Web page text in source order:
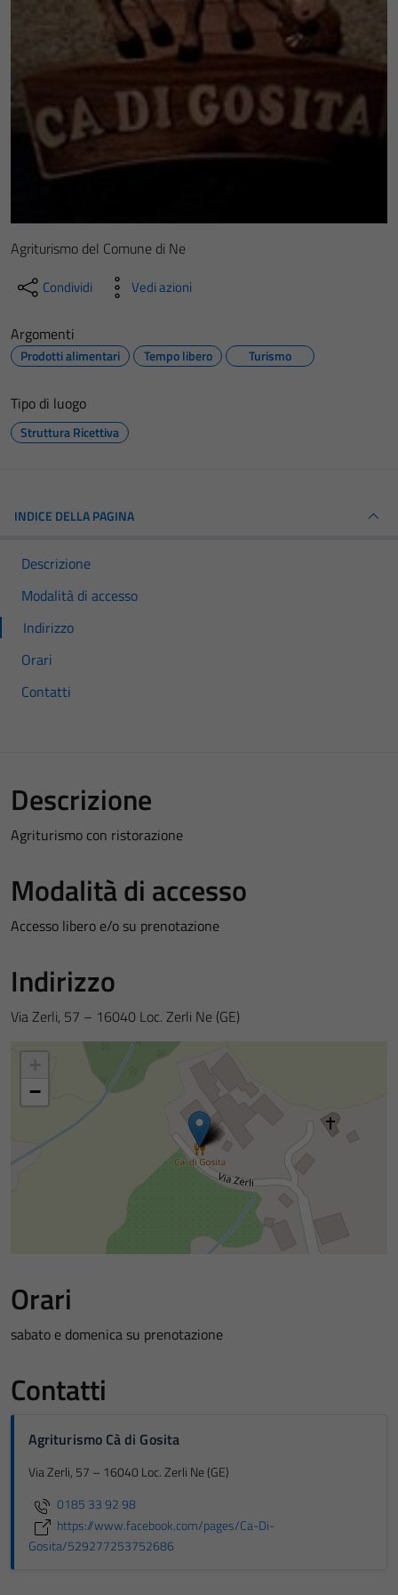
Agriturismo del Comune di Ne
Condividi Vedi azioni
Argomenti
Prodotti alimentari Tempo libero Turismo
Tipo di luogo
Struttura Ricettiva
INDICE DELLA PAGINA
Descrizione
Modalità di accesso
Indirizzo
Orari
Contatti
Descrizione
Agriturismo con ristorazione
Modalità di accesso
Accesso libero e/o su prenotazione
Indirizzo
Via Zerli, 57 – 16040 Loc. Zerli Ne (GE)
−
Orari
sabato e domenica su prenotazione
Contatti
Agriturismo Cà di Gosita
Via Zerli, 57 – 16040 Loc. Zerli Ne (GE)
0185 33 92 98
https://www.facebook.com/pages/Ca-Di-
Gosita/529277253752686